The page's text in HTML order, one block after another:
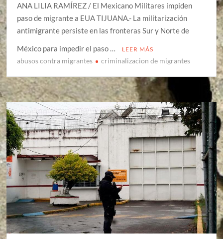
ANA LILIA RAMÍREZ / El Mexicano Militares impiden
paso de migrante a EUA TIJUANA.- La militarización
antimigrante persiste en las fronteras Sur y Norte de
México para impedir el paso …
LEER MÁS
abusos contra migrantes criminalizacion de migrantes